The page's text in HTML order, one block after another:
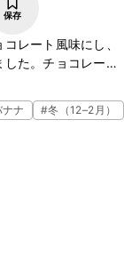
保存
レート風味にし、
た。チョコレート
ナの香りもお楽し
ナナ #冬（12–2月）